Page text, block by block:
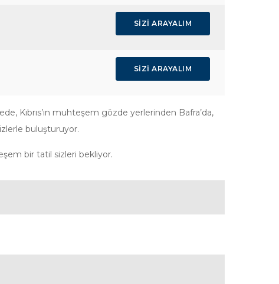
SIZI ARAYALIM
SIZI ARAYALIM
Kıbrıs’ın muhteşem gözde yerlerinden Bafra’da,
buluşturuyor.
bir tatil sizleri bekliyor.